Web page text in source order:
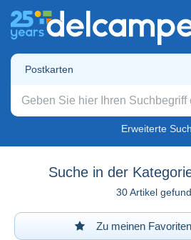
Postkarten
Erweiterte
Suche in der
30 Artikel
Zu meinen